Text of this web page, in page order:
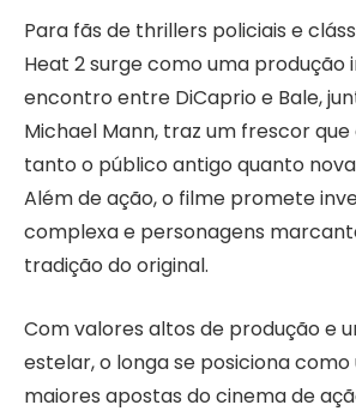
Para fãs de thrillers policiais e
Heat 2 surge como uma produção
encontro entre DiCaprio e Bale,
Michael Mann, traz um frescor
tanto o público antigo quanto
Além de ação, o filme promete
complexa e personagens
tradição do original.
Com valores altos de produção e
estelar, o longa se posiciona como
maiores apostas do cinema de